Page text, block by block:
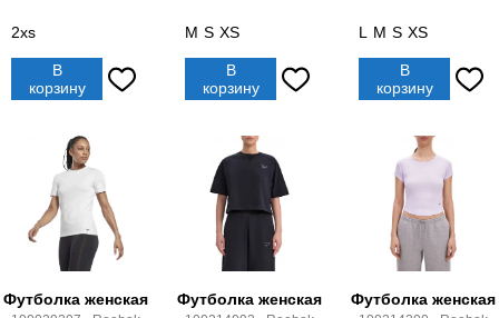
2xs
В
корзину
M S XS
В
корзину
L M S XS
В
корзину
Футболка женская Футболка женская Футболка женская